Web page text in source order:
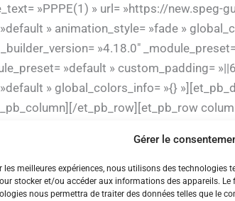
Gérer le
les meilleures expériences, nous utilisons des technologies
stocker et/ou accéder aux informations des appareils. Le
nous permettra de traiter des données telles que le
»PPPE(1) » url= »https://new.speg-
»default » animation_style= »fade »
»4.18.0″
»default » custom_padding=
» global_colors_info= »{}
et_pb_row][et_pb_row
»0px||||| » global_colors_info= »{}
»{} »][et_pb_text _builder_version=
VOTEZ ET FAITES